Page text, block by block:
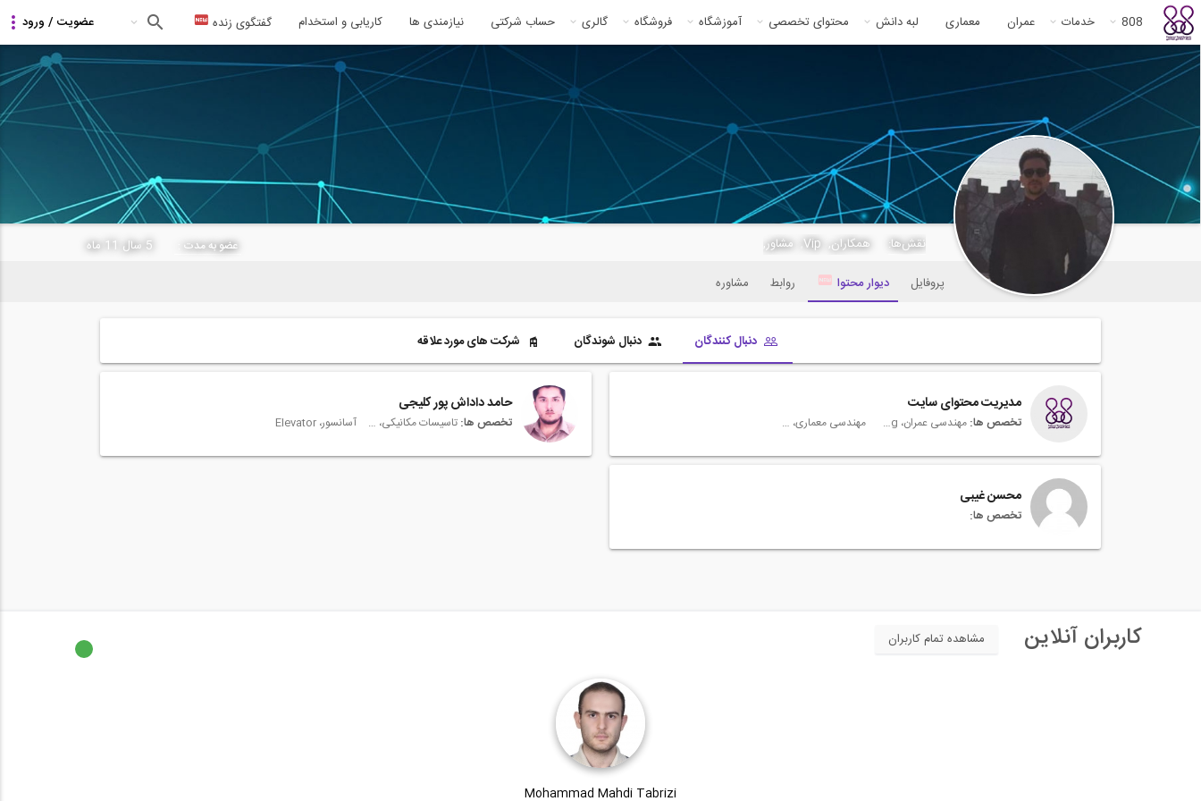
808 خدمات عمران معماری لبه دانش محتوای تخصصی آموزشگاه فروشگاه گالری حساب شرکتی نیازمندی ها کاریابی و استخدام گفتگوی زنده
eng.mazhari
نقش‌ها: همکاران, Vip, مشاور, عضو به مدت :
5 سال 11 ماه
پروفایل
دیوار محتوا روابط مشاوره
دنبال کنندگان دنبال شوندگان شرکت های مورد علاقه
مدیریت محتوای سایت
تخصص ها: مهندسی عمران، Civil Engineering مهندسی معماری، Architectural Engineering
حامد داداش پور کلیجی
تخصص ها: تاسیسات مکانیکی، Mechanical installations آسانسور، Elevator
محسن غیبی
تخصص ها:
کاربران آنلاین مشاهده تمام کاربران
Mohammad Mahdi Tabrizi